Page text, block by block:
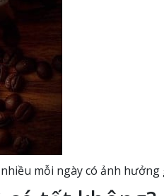
mỗi ngày có ảnh hưởng